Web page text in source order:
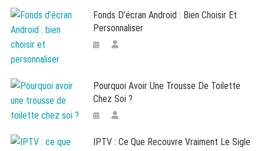
Fonds D’écran Android : Bien Choisir Et
Personnaliser
Pourquoi Avoir Une Trousse De Toilette
Chez Soi ?
IPTV : Ce Que Recouvre Vraiment Le Sigle